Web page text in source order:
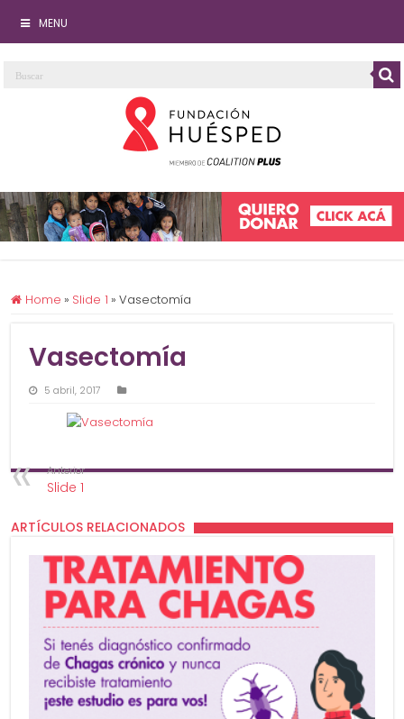
MENU
Home » Slide 1 » Vasectomía
Vasectomía
5 abril, 2017
Anterior
Slide 1
ARTÍCULOS RELACIONADOS